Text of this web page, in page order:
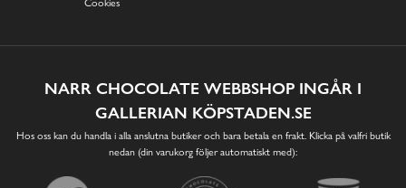
NARR CHOCOLATE WEBBSHOP INGÅR I
GALLERIAN KÖPSTADEN.SE
Hos oss kan du handla i alla anslutna butiker och bara betala en frakt. Klicka på valfri butik
nedan (din varukorg följer automatiskt med):